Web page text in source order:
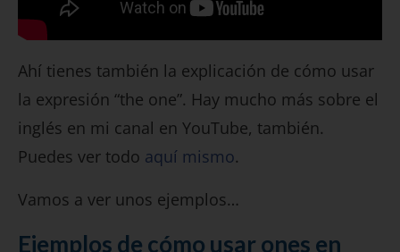
Ahí tienes también la explicación de cómo usar
la expresión “the one”. Hay mucho más sobre el
inglés en mi canal en YouTube, también.
Puedes ver todo aquí mismo.
Vamos a ver unos ejemplos…
Ejemplos de cómo usar ones en